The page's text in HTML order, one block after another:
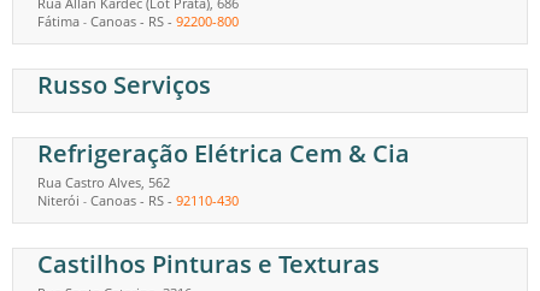
Fátima - Canoas - RS - 92200-800
Russo Serviços
Refrigeração Elétrica Cem & Cia
Rua Castro Alves, 562
Niterói - Canoas - RS - 92110-430
Castilhos Pinturas e Texturas